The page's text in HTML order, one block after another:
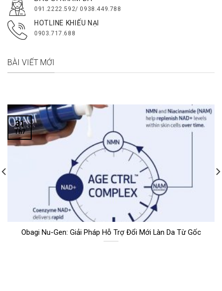
091.2222.592/ 0938.449.788
HOTLINE KHIẾU NẠI
0903.717.688
BÀI VIẾT MỚI
Obagi Nu-Gen: Giải Pháp Hỗ Trợ Đổi Mới Làn Da Từ Gốc
31
Th7